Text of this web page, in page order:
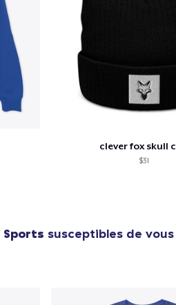
clever fox skull
$31
Sports susceptibles de
article ajouté au